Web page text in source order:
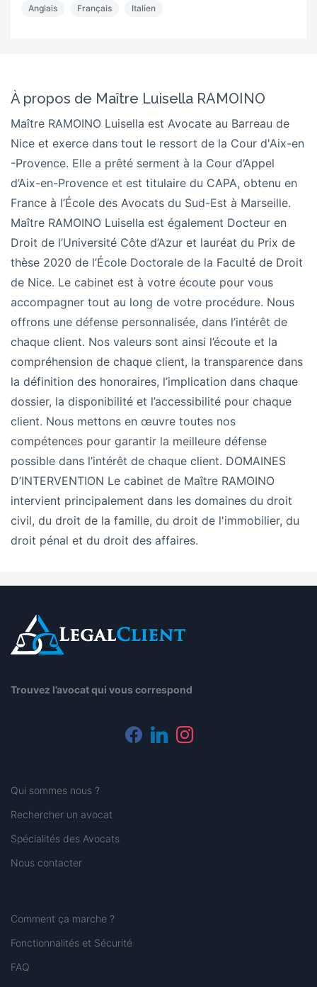
Anglais Français Italien
À propos de Maître Luisella RAMOINO
Maître RAMOINO Luisella est Avocate au Barreau de
Nice et exerce dans tout le ressort de la Cour d'Aix-en
-Provence. Elle a prêté serment à la Cour d’Appel
d’Aix-en-Provence et est titulaire du CAPA, obtenu en
France à l’École des Avocats du Sud-Est à Marseille.
Maître RAMOINO Luisella est également Docteur en
Droit de l’Université Côte d’Azur et lauréat du Prix de
thèse 2020 de l’École Doctorale de la Faculté de Droit
de Nice. Le cabinet est à votre écoute pour vous
accompagner tout au long de votre procédure. Nous
offrons une défense personnalisée, dans l’intérêt de
chaque client. Nos valeurs sont ainsi l’écoute et la
compréhension de chaque client, la transparence dans
la définition des honoraires, l’implication dans chaque
dossier, la disponibilité et l’accessibilité pour chaque
client. Nous mettons en œuvre toutes nos
compétences pour garantir la meilleure défense
possible dans l’intérêt de chaque client. DOMAINES
D’INTERVENTION Le cabinet de Maître RAMOINO
intervient principalement dans les domaines du droit
civil, du droit de la famille, du droit de l'immobilier, du
droit pénal et du droit des affaires.
Trouvez l’avocat qui vous correspond
facebooklinkedininstagram
Qui sommes nous ?
Rechercher un avocat
Spécialités des Avocats
Nous contacter
Comment ça marche ?
Fonctionnalités et Sécurité
FAQ